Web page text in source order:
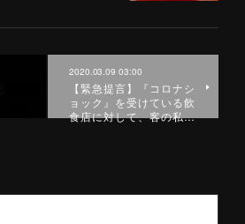
2020.03.09 03:00
【緊急提言】『コロナシ
ョック』を受けている飲
食店に対して、客の私…